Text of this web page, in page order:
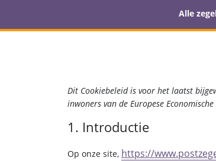
Alle
Dit Cookiebeleid is voor het laatst
inwoners van de Europese
1. Introductie
Op onze site, https://